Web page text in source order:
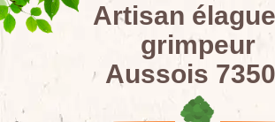
Artisan
grimpeur
Aussois